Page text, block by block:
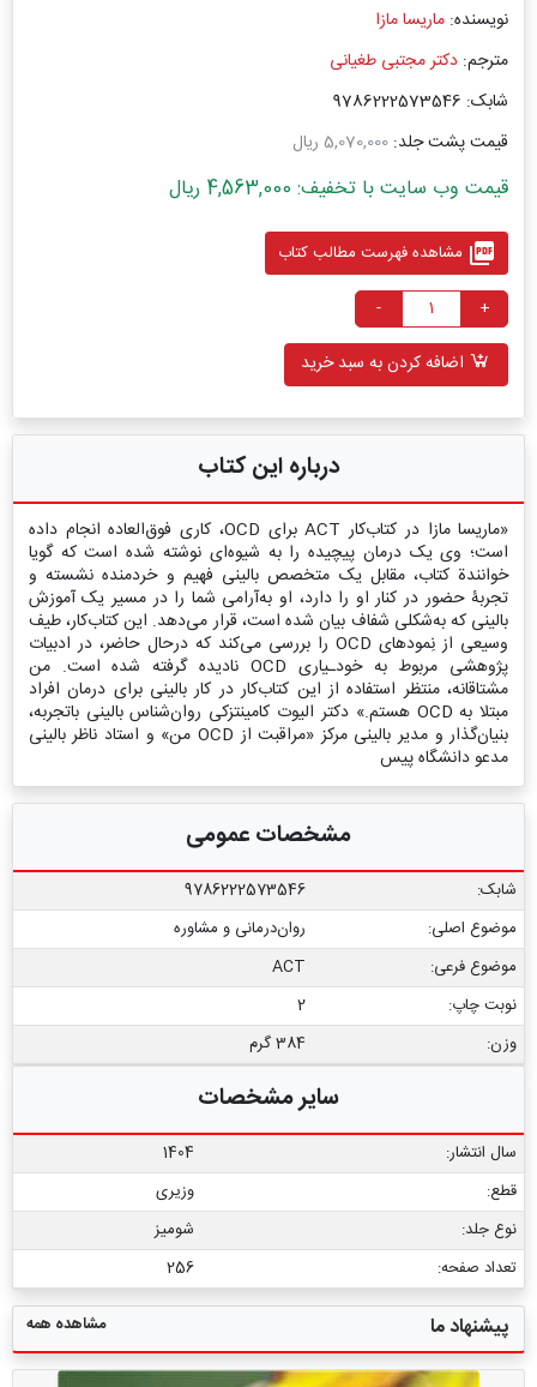
نویسنده: ماریسا مازا
مترجم: دکتر مجتبی طغیانی
شابک: 9786222573546
قیمت پشت جلد: 5,070,000 ریال
قیمت وب سایت با تخفیف: 4,563,000 ریال
picture_as_pdf مشاهده فهرست مطالب کتاب
+
-
اضافه کردن به سبد خرید
درباره این کتاب
«ماریسا مازا در کتاب‌کار ACT برای OCD، کاری فوق‌العاده انجام داده
است؛ وی یک درمان پیچیده را به شیوه‌ای نوشته شده است که گویا
خوانندة کتاب، مقابل یک متخصص بالینی فهیم و خردمنده نشسته و
تجربۀ حضور در کنار او را دارد، او به‌آرامی شما را در مسیر یک آموزش
بالینی که به‌شکلی شفاف بیان شده است، قرار می‌دهد. این کتاب‌کار، طیف
وسیعی از نِمودهای OCD را بررسی می‌کند که درحال حاضر، در ادبیات
پژوهشی مربوط به خودـیاری OCD نادیده گرفته شده است. من
مشتاقانه، منتظر استفاده از این کتاب‌کار در کار بالینی برای درمان افراد
مبتلا به OCD هستم.» دکتر الیوت کامینتزکی روان‌شناس بالینی باتجربه،
بنیان‌گذار و مدیر بالینی مرکز «مراقبت از OCD من» و استاد ناظر بالینی
مدعو دانشگاه پیس
مشخصات عمومی
شابک:
9786222573546
موضوع اصلی:
روان‌درمانی و مشاوره
موضوع فرعی:
ACT
نوبت چاپ:
2
وزن:
384 گرم
سایر مشخصات
سال انتشار:
1404
قطع:
وزیری
نوع جلد:
شومیز
تعداد صفحه:
256
پیشنهاد ما مشاهده همه